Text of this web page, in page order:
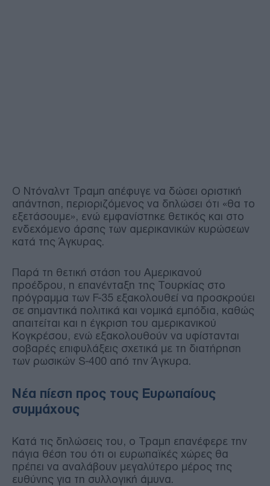
Ο Ντόναλντ Τραμπ απέφυγε να δώσει οριστική
απάντηση, περιοριζόμενος να δηλώσει ότι «θα το
εξετάσουμε», ενώ εμφανίστηκε θετικός και στο
ενδεχόμενο άρσης των αμερικανικών κυρώσεων
κατά της Άγκυρας.
Παρά τη θετική στάση του Αμερικανού
προέδρου, η επανένταξη της Τουρκίας στο
πρόγραμμα των F-35 εξακολουθεί να προσκρούει
σε σημαντικά πολιτικά και νομικά εμπόδια, καθώς
απαιτείται και η έγκριση του αμερικανικού
Κογκρέσου, ενώ εξακολουθούν να υφίστανται
σοβαρές επιφυλάξεις σχετικά με τη διατήρηση
των ρωσικών S-400 από την Άγκυρα.
Νέα πίεση προς τους Ευρωπαίους
συμμάχους
Κατά τις δηλώσεις του, ο Τραμπ επανέφερε την
πάγια θέση του ότι οι ευρωπαϊκές χώρες θα
πρέπει να αναλάβουν μεγαλύτερο μέρος της
ευθύνης για τη συλλογική άμυνα.